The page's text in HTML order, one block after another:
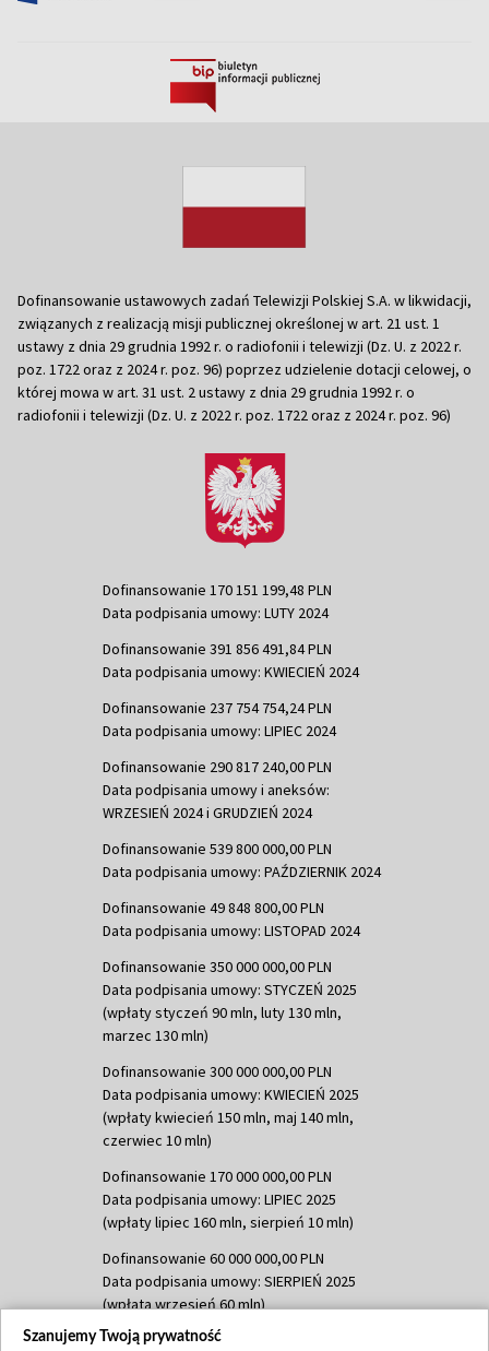
Dofinansowanie ustawowych zadań Telewizji Polskiej S.A. w likwidacji,
związanych z realizacją misji publicznej określonej w art. 21 ust. 1
ustawy z dnia 29 grudnia 1992 r. o radiofonii i telewizji (Dz. U. z 2022 r.
poz. 1722 oraz z 2024 r. poz. 96) poprzez udzielenie dotacji celowej, o
której mowa w art. 31 ust. 2 ustawy z dnia 29 grudnia 1992 r. o
radiofonii i telewizji (Dz. U. z 2022 r. poz. 1722 oraz z 2024 r. poz. 96)
Dofinansowanie 170 151 199,48 PLN
Data podpisania umowy: LUTY 2024
Dofinansowanie 391 856 491,84 PLN
Data podpisania umowy: KWIECIEŃ 2024
Dofinansowanie 237 754 754,24 PLN
Data podpisania umowy: LIPIEC 2024
Dofinansowanie 290 817 240,00 PLN
Data podpisania umowy i aneksów:
WRZESIEŃ 2024 i GRUDZIEŃ 2024
Dofinansowanie 539 800 000,00 PLN
Data podpisania umowy: PAŹDZIERNIK 2024
Dofinansowanie 49 848 800,00 PLN
Data podpisania umowy: LISTOPAD 2024
Dofinansowanie 350 000 000,00 PLN
Data podpisania umowy: STYCZEŃ 2025
(wpłaty styczeń 90 mln, luty 130 mln,
marzec 130 mln)
Dofinansowanie 300 000 000,00 PLN
Data podpisania umowy: KWIECIEŃ 2025
(wpłaty kwiecień 150 mln, maj 140 mln,
czerwiec 10 mln)
Dofinansowanie 170 000 000,00 PLN
Data podpisania umowy: LIPIEC 2025
(wpłaty lipiec 160 mln, sierpień 10 mln)
Dofinansowanie 60 000 000,00 PLN
Data podpisania umowy: SIERPIEŃ 2025
(wpłata wrzesień 60 mln)
Dofinansowanie 635 783 051,21 PLN
Szanujemy Twoją prywatność